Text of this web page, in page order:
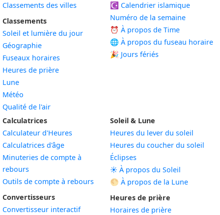
Classements des villes
Classements
Soleil et lumière du jour
Géographie
Fuseaux horaires
Heures de prière
Lune
Météo
Qualité de l'air
☪️ Calendrier islamique
Numéro de la semaine
⏰ À propos de Time
🌐 À propos du fuseau horaire
🎉 Jours fériés
Calculatrices
Calculateur d'Heures
Calculatrices d'âge
Minuteries de compte à
rebours
Outils de compte à rebours
Convertisseurs
Convertisseur interactif
Soleil & Lune
Heures du lever du soleil
Heures du coucher du soleil
Éclipses
☀️ À propos du Soleil
🌕 À propos de la Lune
Heures de prière
Horaires de prière